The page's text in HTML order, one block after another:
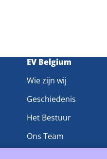
EV Belgium
Wie zijn wij
Geschiedenis
Het Bestuur
Ons Team